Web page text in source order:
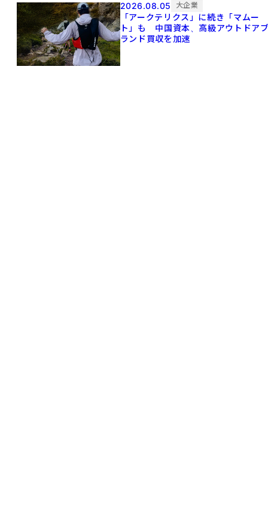
2026.08.05 大企業
「アークテリクス」に続き「マムー
ト」も 中国資本、高級アウトドア
ランド買収を加速